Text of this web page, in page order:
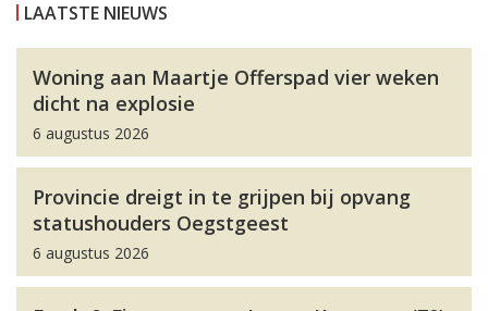
LAATSTE NIEUWS
Woning aan Maartje Offerspad vier weken
dicht na explosie
6 augustus 2026
Provincie dreigt in te grijpen bij opvang
statushouders Oegstgeest
6 augustus 2026